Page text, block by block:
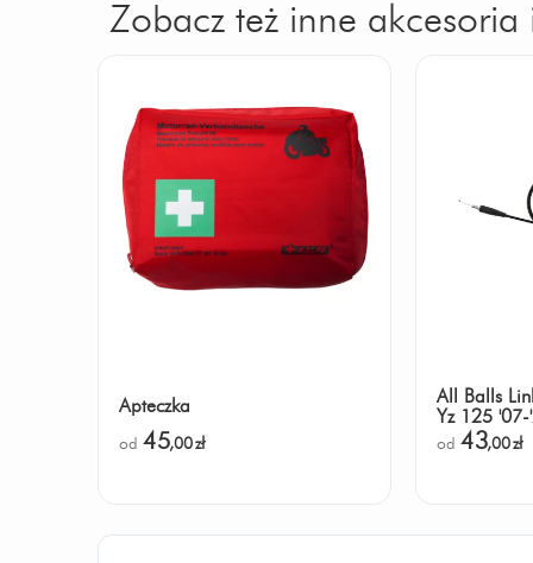
Zobacz też inne
Apteczka
od 45,00zł
All Balls
Yz 125
'22, Yz
'16-'22
od 43,00zł